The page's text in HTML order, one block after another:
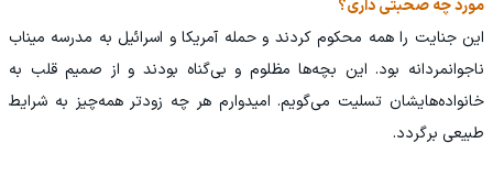
مورد چه صحبتی داری؟
این جنایت را همه محکوم کردند و حمله آمریکا و اسرائیل به مدرسه میناب
ناجوانمردانه بود. این بچه‌ها مظلوم و بی‌گناه بودند و از صمیم قلب به
خانواده‌هایشان تسلیت می‌گویم. امیدوارم هر چه زودتر همه‌چیز به شرایط
طبیعی برگردد.